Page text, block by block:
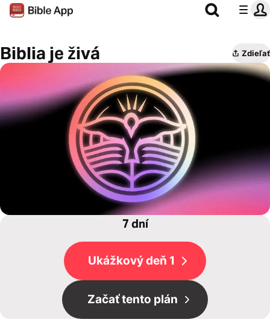
Biblia je živá Zdieľať
7 dní
Ukážkový deň 1
Začať tento plán